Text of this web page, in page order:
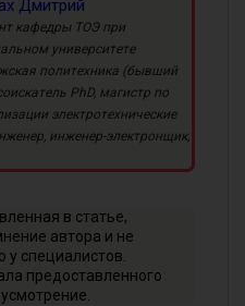
Дмитрий
кафедры ТОЭ при
университете
политехника (бывший
PhD, магистр по
электротехнические
инженер-электронщик,
в статье,
автора и не
специалистов.
предоставленного